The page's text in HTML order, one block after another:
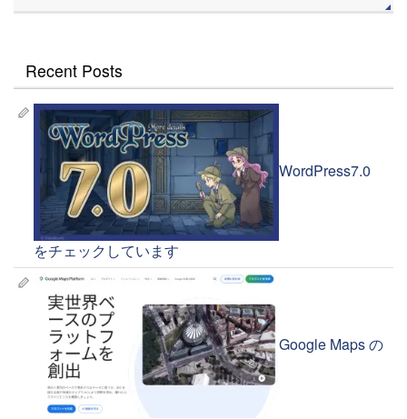
Recent Posts
WordPress7.0
をチェックしています
Google Maps の